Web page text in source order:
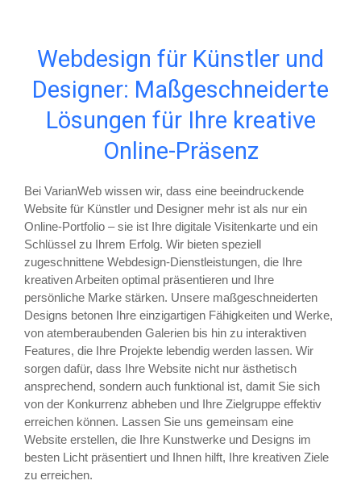
Webdesign für Künstler und
Designer: Maßgeschneiderte
Lösungen für Ihre kreative
Online-Präsenz
Bei VarianWeb wissen wir, dass eine beeindruckende
Website für Künstler und Designer mehr ist als nur ein
Online-Portfolio – sie ist Ihre digitale Visitenkarte und ein
Schlüssel zu Ihrem Erfolg. Wir bieten speziell
zugeschnittene Webdesign-Dienstleistungen, die Ihre
kreativen Arbeiten optimal präsentieren und Ihre
persönliche Marke stärken. Unsere maßgeschneiderten
Designs betonen Ihre einzigartigen Fähigkeiten und Werke,
von atemberaubenden Galerien bis hin zu interaktiven
Features, die Ihre Projekte lebendig werden lassen. Wir
sorgen dafür, dass Ihre Website nicht nur ästhetisch
ansprechend, sondern auch funktional ist, damit Sie sich
von der Konkurrenz abheben und Ihre Zielgruppe effektiv
erreichen können. Lassen Sie uns gemeinsam eine
Website erstellen, die Ihre Kunstwerke und Designs im
besten Licht präsentiert und Ihnen hilft, Ihre kreativen Ziele
zu erreichen.